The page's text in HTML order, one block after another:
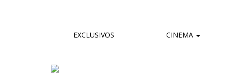
EXCLUSIVOS CINEMA